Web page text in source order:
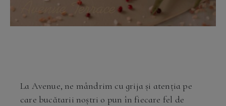
La Avenue, ne mândrim cu grija și atenția pe
care bucătarii noștri o pun în fiecare fel de